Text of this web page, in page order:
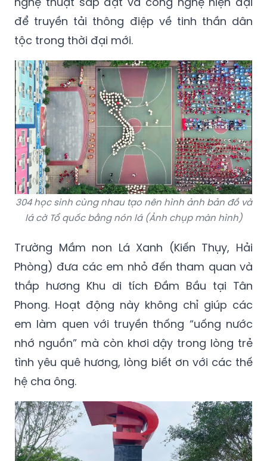
để truyền tải thông điệp về tinh thần dân
tộc trong thời đại mới.
304 học sinh cùng nhau tạo nên hình ảnh bản đồ và
lá cờ Tổ quốc bằng nón lá (Ảnh chụp màn hình)
Trường Mầm non Lá Xanh (Kiến Thụy, Hải
Phòng) đưa các em nhỏ đến tham quan và
thắp hương Khu di tích Đầm Bầu tại Tân
Phong. Hoạt động này không chỉ giúp các
em làm quen với truyền thống “uống nước
nhớ nguồn” mà còn khơi dậy trong lòng trẻ
tình yêu quê hương, lòng biết ơn với các thế
hệ cha ông.